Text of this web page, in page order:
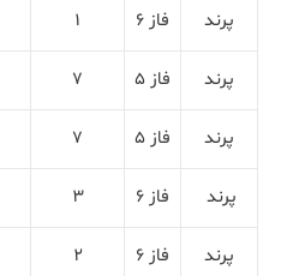
پرند فاز 6 1
پرند فاز 5 7
پرند فاز 5 7
پرند فاز 6 3
پرند فاز 6 2